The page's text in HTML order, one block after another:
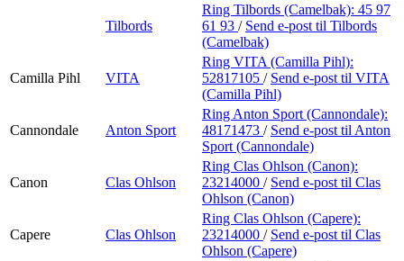
Tilbords
Ring Tilbords (Camelbak): 45 97
61 93 / Send e-post til Tilbords
(Camelbak)
Camilla Pihl VITA
Ring VITA (Camilla Pihl):
52817105 / Send e-post til VITA
(Camilla Pihl)
Cannondale Anton Sport
Ring Anton Sport (Cannondale):
48171473 / Send e-post til Anton
Sport (Cannondale)
Canon Clas Ohlson
Ring Clas Ohlson (Canon):
23214000 / Send e-post til Clas
Ohlson (Canon)
Capere Clas Ohlson
Ring Clas Ohlson (Capere):
23214000 / Send e-post til Clas
Ohlson (Capere)